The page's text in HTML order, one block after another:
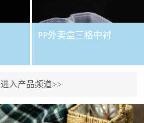
PP外卖盒三格中衬
进入产品频道>>